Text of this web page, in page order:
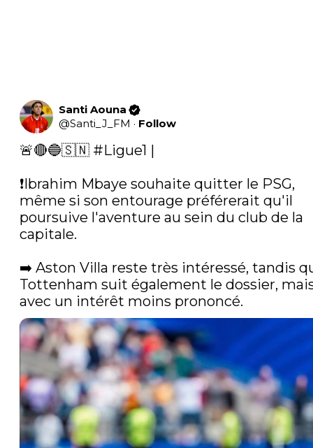
Santi Aouna
@Santi_J_FM · Follow
🚨🔴🔵🇸🇳 #Ligue1 |
❗️Ibrahim Mbaye souhaite quitter le PSG,
même si son entourage préférerait qu'il
poursuive l'aventure au sein du club de la
capitale.
➡️ Aston Villa reste très intéressé, tandis
Tottenham suit également le dossier,
avec un intérêt moins prononcé.